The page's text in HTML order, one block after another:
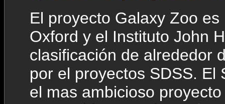
El proyecto Galaxy Zoo
Oxford y el Instituto John
clasificación de alrededor
por el proyectos SDSS. El
el mas ambicioso